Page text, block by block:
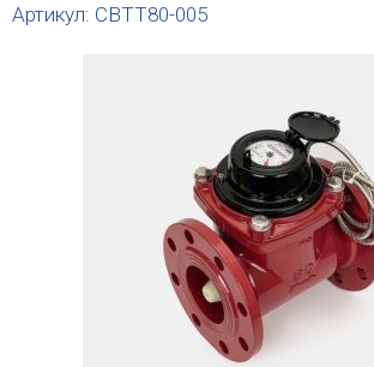
Артикул: СВТТ80-005